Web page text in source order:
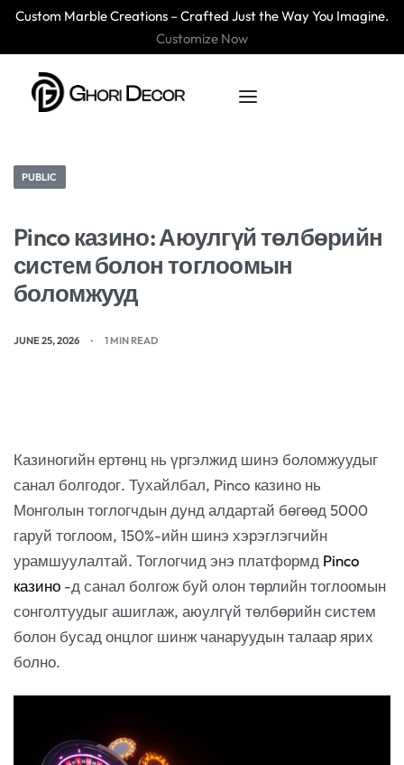
Custom Marble Creations – Crafted Just the Way You Imagine.
Customize Now
PUBLIC
Pinco казино: Аюулгүй төлбөрийн
систем болон тоглоомын
боломжууд
JUNE 25, 2026 1 MIN READ
Казиногийн ертөнц нь үргэлжид шинэ боломжуудыг
санал болгодог. Тухайлбал, Pinco казино нь
Монголын тоглогчдын дунд алдартай бөгөөд 5000
гаруй тоглоом, 150%-ийн шинэ хэрэглэгчийн
урамшуулалтай. Тоглогчид энэ платформд Pinco
казино -д санал болгож буй олон төрлийн тоглоомын
сонголтуудыг ашиглаж, аюулгүй төлбөрийн систем
болон бусад онцлог шинж чанаруудын талаар ярих
болно.